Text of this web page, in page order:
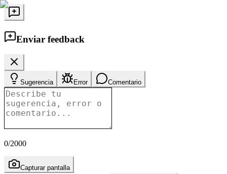
Enviar feedback
Sugerencia Error Comentario
0/2000
Capturar pantalla